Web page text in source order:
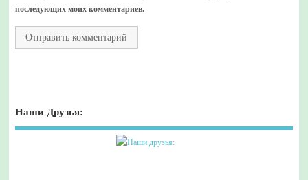
последующих моих комментариев.
Наши Друзья: